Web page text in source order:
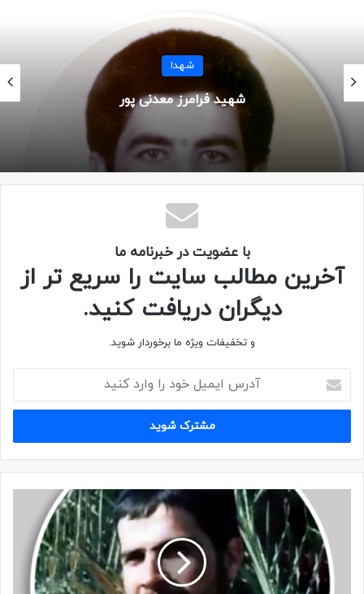
شهادت: ۳ بهمن ۱۳۶۵
محل شهادت: شلمچه – شلحه صالحیه
عملیات: مرحله سوم کربلای ۵
مزار: تهران – بهشت زهرا – قطعه ۲۹ ردیف ۴۱ شماره ۲
وصیتنامه
شهدا
شهید پرویز چنکشی
با عضویت در خبرنامه ما
آخرین مطالب سایت را سریع تر از
دیگران دریافت کنید.
و تخفیفات ویژه ما برخوردار شوید.